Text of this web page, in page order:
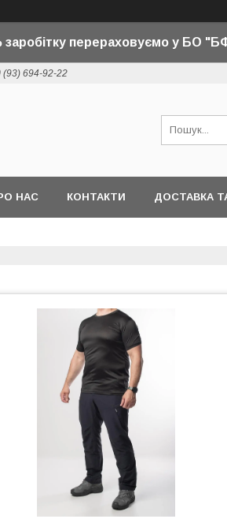
заробітку перераховуємо у БО
(93) 694-92-22
НАС КОНТАКТИ ДОСТАВКА